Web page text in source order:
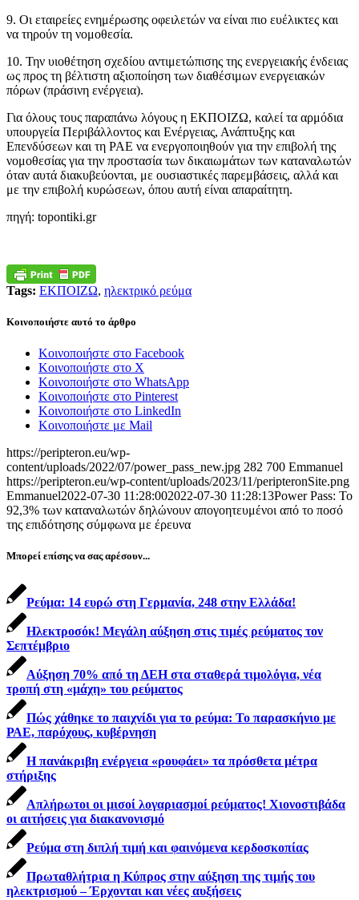
9. Οι εταιρείες ενημέρωσης οφειλετών να είναι πιο ευέλικτες και
να τηρούν τη νομοθεσία.
10. Την υιοθέτηση σχεδίου αντιμετώπισης της ενεργειακής ένδειας
ως προς τη βέλτιστη αξιοποίηση των διαθέσιμων ενεργειακών
πόρων (πράσινη ενέργεια).
Για όλους τους παραπάνω λόγους η ΕΚΠΟΙΖΩ, καλεί τα αρμόδια
υπουργεία Περιβάλλοντος και Ενέργειας, Ανάπτυξης και
Επενδύσεων και τη ΡΑΕ να ενεργοποιηθούν για την επιβολή της
νομοθεσίας για την προστασία των δικαιωμάτων των καταναλωτών
όταν αυτά διακυβεύονται, με ουσιαστικές παρεμβάσεις, αλλά και
με την επιβολή κυρώσεων, όπου αυτή είναι απαραίτητη.
πηγή: topontiki.gr
Tags: ΕΚΠΟΙΖΩ, ηλεκτρικό ρεύμα
Κοινοποιήστε αυτό το άρθρο
Κοινοποιήστε στο Facebook
Κοινοποιήστε στο X
Κοινοποιήστε στο WhatsApp
Κοινοποιήστε στο Pinterest
Κοινοποιήστε στο LinkedIn
Κοινοποιήστε με Mail
https://peripteron.eu/wp-
content/uploads/2022/07/power_pass_new.jpg 282 700 Emmanuel
https://peripteron.eu/wp-content/uploads/2023/11/peripteronSite.png
Emmanuel2022-07-30 11:28:002022-07-30 11:28:13Power Pass: Το
92,3% των καταναλωτών δηλώνουν απογοητευμένοι από το ποσό
της επιδότησης σύμφωνα με έρευνα
Μπορεί επίσης να σας αρέσουν...
Ρεύμα: 14 ευρώ στη Γερμανία, 248 στην Ελλάδα!
Ηλεκτροσόκ! Μεγάλη αύξηση στις τιμές ρεύματος τον
Σεπτέμβριο
Αύξηση 70% από τη ΔΕΗ στα σταθερά τιμολόγια, νέα
τροπή στη «μάχη» του ρεύματος
Πώς χάθηκε το παιχνίδι για το ρεύμα: Το παρασκήνιο με
ΡΑΕ, παρόχους, κυβέρνηση
Η πανάκριβη ενέργεια «ρουφάει» τα πρόσθετα μέτρα
στήριξης
Απλήρωτοι οι μισοί λογαριασμοί ρεύματος! Χιονοστιβάδα
οι αιτήσεις για διακανονισμό
Ρεύμα στη διπλή τιμή και φαινόμενα κερδοσκοπίας
Πρωταθλήτρια η Κύπρος στην αύξηση της τιμής του
ηλεκτρισμού – Έρχονται και νέες αυξήσεις